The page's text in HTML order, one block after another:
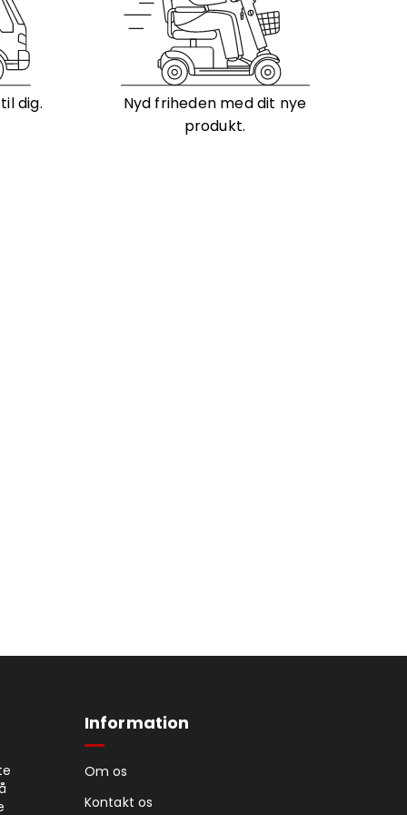
dig.
Nyd friheden med dit nye
produkt.
Information
Om os
Kontakt os